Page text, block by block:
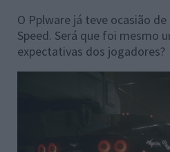
O Pplware já teve ocasião
Speed. Será que foi mesmo
expectativas dos jogadores?